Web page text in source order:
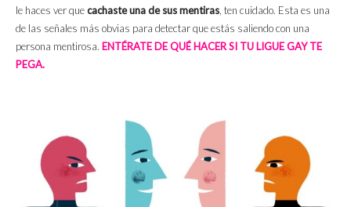
le haces ver quecachaste una de sus mentiras, ten cuidado. Esta es una
de las señales más obvias para detectar que estás saliendo con una
persona mentirosa. ENTÉRATE DE QUÉ HACER SI TU LIGUE GAY TE
PEGA.